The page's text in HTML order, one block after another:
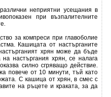
неприятни усещания в
при възпалителните
за компреси при главоболие
Кашицата от настърганите
хрян може да бъде
настъргания хрян, се налага
силно сгряващо действие.
повече от 10 минути, тъй като
С кашица от хрян, в смес с
на ръцете и краката, за да